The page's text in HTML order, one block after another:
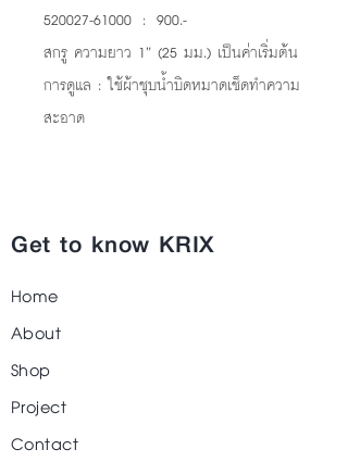
520027-61000 : 900.-
สกรู ความยาว 1” (25 มม.) เป็นค่าเริ่มต้น
การดูแล : ใช้ผ้าชุบน้ำบิดหมาดเช็ดทำความ
สะอาด
Get to know KRIX
Home
About
Shop
Project
Contact